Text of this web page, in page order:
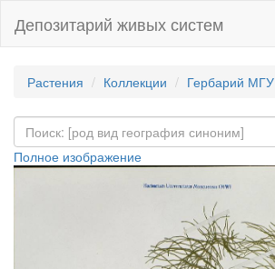
Депозитарий живых систем
Растения Коллекции Гербарий МГУ
Полное изображение